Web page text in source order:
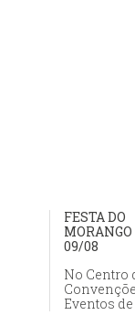
FESTA DO
09/08
No Centro
Eventos